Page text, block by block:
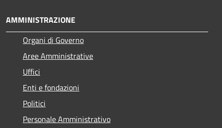
AMMINISTRAZIONE
Organi di Governo
Aree Amministrative
Uffici
Enti e fondazioni
Politici
Personale Amministrativo